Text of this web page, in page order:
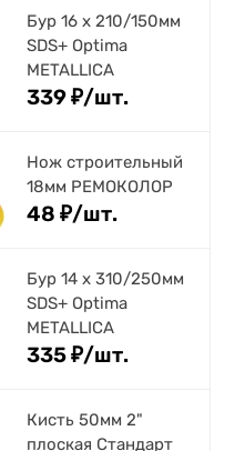
Бур 16 х 210/150мм
SDS+ Optima
METALLICA
339₽/шт.
Нож строительный
18мм РЕМОКОЛОР
48 ₽/шт.
Бур 14 х 310/250мм
SDS+ Optima
METALLICA
335₽/шт.
Кисть 50мм 2"
плоская Стандарт